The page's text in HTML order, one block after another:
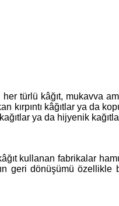
türlü kâğıt, mukavva
kırpıntı kâğıtlar ya da
ya da hijyenik
kullanan fabrikalar
geri dönüşümü